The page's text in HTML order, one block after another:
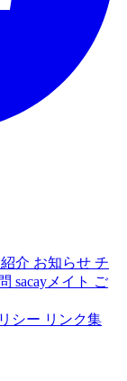
介 お知らせ チ
sacayメイト ご
シー リンク集